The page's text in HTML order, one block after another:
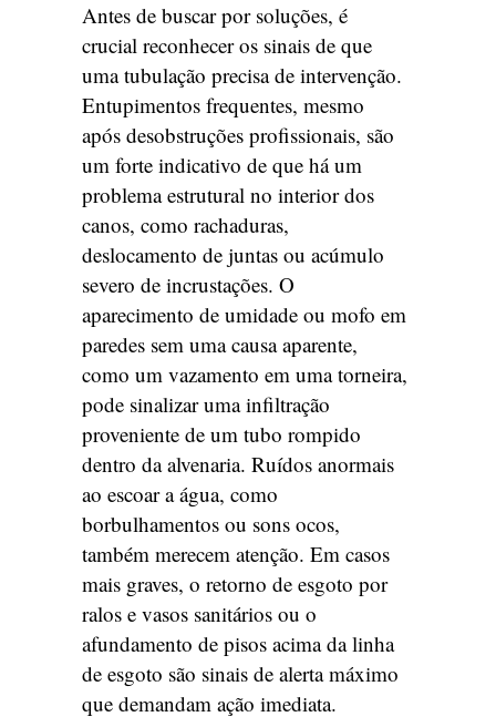
Antes de buscar por soluções, é
crucial reconhecer os sinais de que
uma tubulação precisa de intervenção.
Entupimentos frequentes, mesmo
após desobstruções profissionais, são
um forte indicativo de que há um
problema estrutural no interior dos
canos, como rachaduras,
deslocamento de juntas ou acúmulo
severo de incrustações. O
aparecimento de umidade ou mofo em
paredes sem uma causa aparente,
como um vazamento em uma torneira,
pode sinalizar uma infiltração
proveniente de um tubo rompido
dentro da alvenaria. Ruídos anormais
ao escoar a água, como
borbulhamentos ou sons ocos,
também merecem atenção. Em casos
mais graves, o retorno de esgoto por
ralos e vasos sanitários ou o
afundamento de pisos acima da linha
de esgoto são sinais de alerta máximo
que demandam ação imediata.